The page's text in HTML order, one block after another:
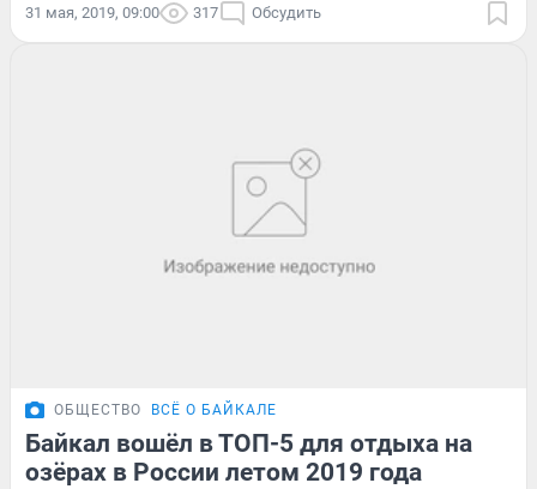
31 мая, 2019, 09:00 317 Обсудить
ОБЩЕСТВО ВСЁ О БАЙКАЛЕ
Байкал вошёл в ТОП-5 для отдыха на
озёрах в России летом 2019 года